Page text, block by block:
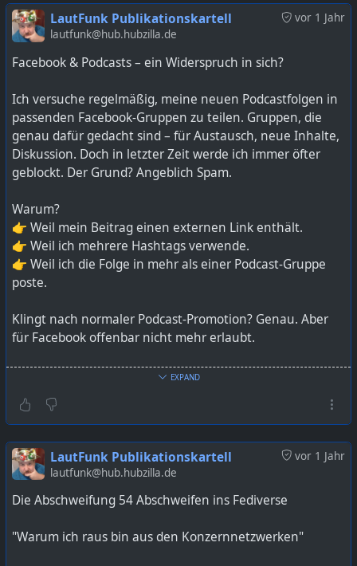
https://lautfunk.uber.space/podcast/grenzwertig-019-
wenn-liebe-zerbricht-zwischen-depression-distanz-und-
drama/
vor 1 Jahr
LautFunk Publikationskartell
lautfunk@hub.hubzilla.de
Facebook & Podcasts – ein Widerspruch in sich?
Ich versuche regelmäßig, meine neuen Podcastfolgen in
passenden Facebook-Gruppen zu teilen. Gruppen, die
genau dafür gedacht sind – für Austausch, neue Inhalte,
Diskussion. Doch in letzter Zeit werde ich immer öfter
geblockt. Der Grund? Angeblich Spam.
Warum?
👉 Weil mein Beitrag einen externen Link enthält.
👉 Weil ich mehrere Hashtags verwende.
👉 Weil ich die Folge in mehr als einer Podcast-Gruppe
poste.
Klingt nach normaler Podcast-Promotion? Genau. Aber
für Facebook offenbar nicht mehr erlaubt.
Besonders absurd: Facebook hat 2022 selbst die eigene
mehr, Folgen direkt auf der Plattform hochzuladen.
Gleichzeitig wird aber das Teilen von externen Links zu
Podcastfolgen zunehmend unterdrückt.
Das Ergebnis? Kreative, unabhängige Podcasts werden
algorithmisch abgestraft. Vielfalt, Diskussion und
Beiträge ohne Tiefe – aber Hauptsache, sie bleiben auf
EXPAND
vor 1 Jahr
LautFunk Publikationskartell
lautfunk@hub.hubzilla.de
Die Abschweifung 54 Abschweifen ins Fediverse
"Warum ich raus bin aus den Konzernnetzwerken"